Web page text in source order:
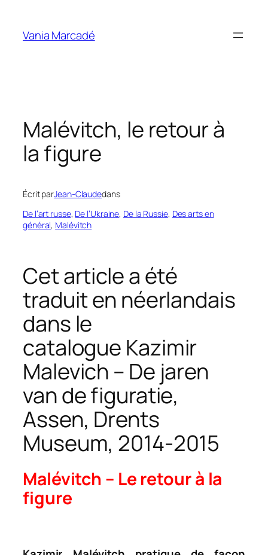
contenu
Vania Marcadé
Malévitch, le retour à
la figure
Écrit parJean-Claudedans
De l’art russe, De l’Ukraine, De la Russie, Des arts en
général, Malévitch
Cet article a été
traduit en néerlandais
dans le
catalogue Kazimir
Malevich – De jaren
van de figuratie,
Assen, Drents
Museum, 2014-2015
Malévitch – Le retour à la
figure